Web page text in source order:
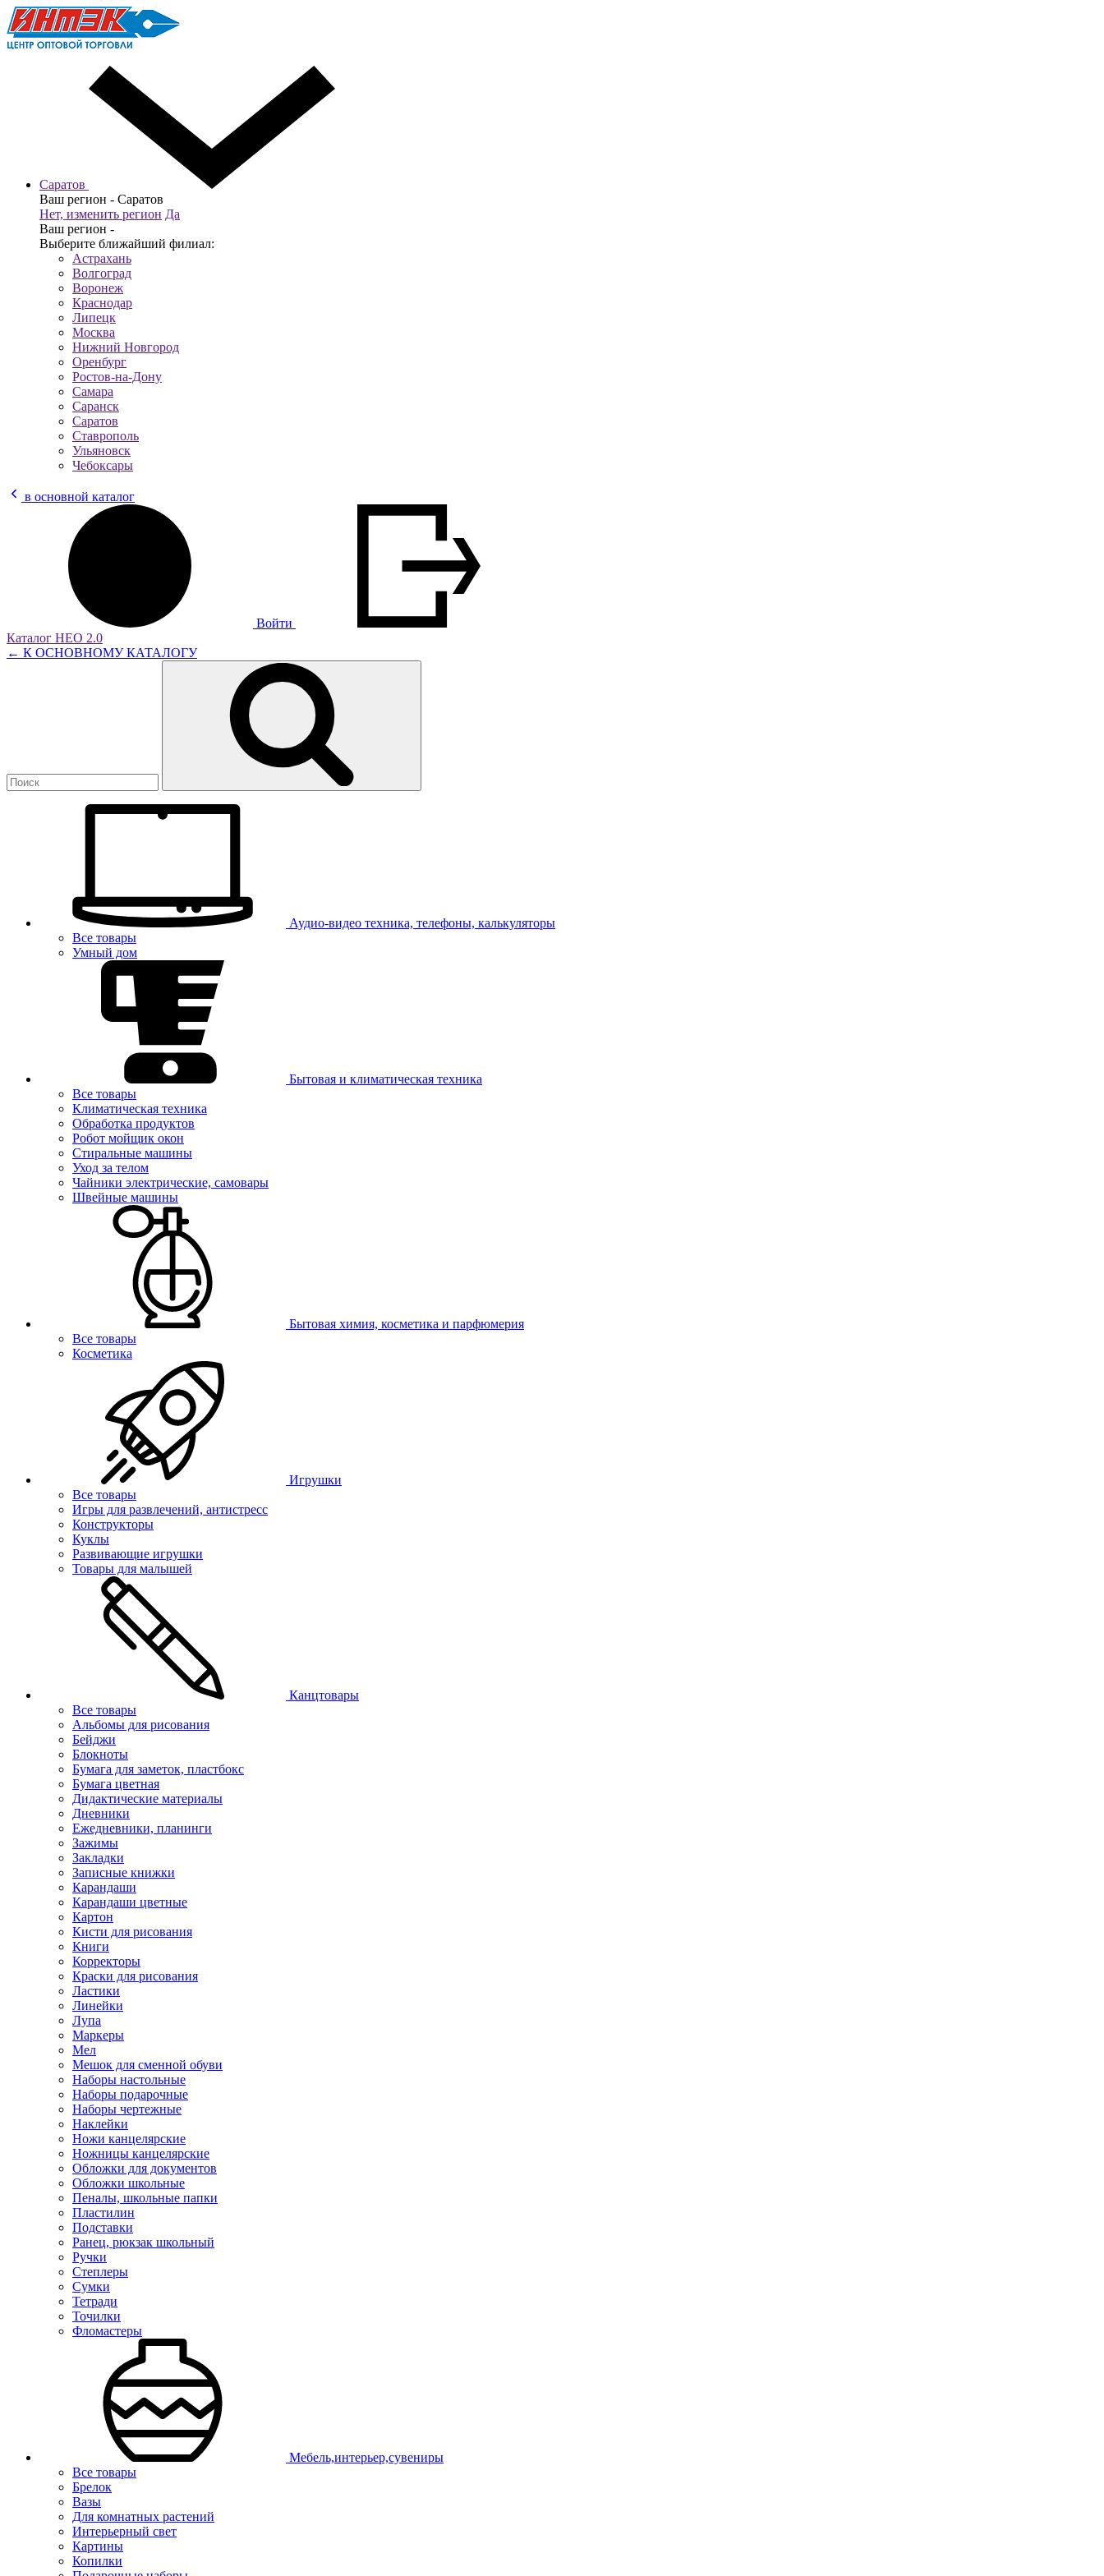
Саратов
Ваш регион - Саратов
Нет, изменить регион Да
Ваш регион -
Выберите ближайший филиал:
Астрахань
Волгоград
Воронеж
Краснодар
Липецк
Москва
Нижний Новгород
Оренбург
Ростов-на-Дону
Самара
Саранск
Саратов
Ставрополь
Ульяновск
Чебоксары
в основной каталог
Войти
Каталог НЕО 2.0
← К ОСНОВНОМУ КАТАЛОГУ
Аудио-видео техника, телефоны, калькуляторы
Все товары
Умный дом
Бытовая и климатическая техника
Все товары
Климатическая техника
Обработка продуктов
Робот мойщик окон
Стиральные машины
Уход за телом
Чайники электрические, самовары
Швейные машины
Бытовая химия, косметика и парфюмерия
Все товары
Косметика
Игрушки
Все товары
Игры для развлечений, антистресс
Конструкторы
Куклы
Развивающие игрушки
Товары для малышей
Канцтовары
Все товары
Альбомы для рисования
Бейджи
Блокноты
Бумага для заметок, пластбокс
Бумага цветная
Дидактические материалы
Дневники
Ежедневники, планинги
Зажимы
Закладки
Записные книжки
Карандаши
Карандаши цветные
Картон
Кисти для рисования
Книги
Корректоры
Краски для рисования
Ластики
Линейки
Лупа
Маркеры
Мел
Мешок для сменной обуви
Наборы настольные
Наборы подарочные
Наборы чертежные
Наклейки
Ножи канцелярские
Ножницы канцелярские
Обложки для документов
Обложки школьные
Пеналы, школьные папки
Пластилин
Подставки
Ранец, рюкзак школьный
Ручки
Степлеры
Сумки
Тетради
Точилки
Фломастеры
Мебель,интерьер,сувениры
Все товары
Брелок
Вазы
Для комнатных растений
Интерьерный свет
Картины
Копилки